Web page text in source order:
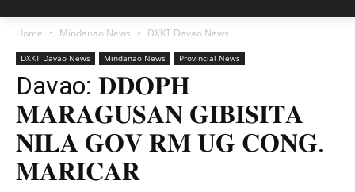
Home Mindanao News DXKT Davao News
DXKT Davao News Mindanao News Provincial News
Davao: 𝐃𝐃𝐎𝐏𝐇
𝐌𝐀𝐑𝐀𝐆𝐔𝐒𝐀𝐍 𝐆𝐈𝐁𝐈𝐒𝐈𝐓𝐀
𝐍𝐈𝐋𝐀 𝐆𝐎𝐕 𝐑𝐌 𝐔𝐆 𝐂𝐎𝐍𝐆.
𝐌𝐀𝐑𝐈𝐂𝐀𝐑